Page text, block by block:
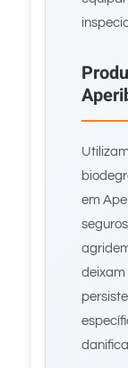
em
deixam